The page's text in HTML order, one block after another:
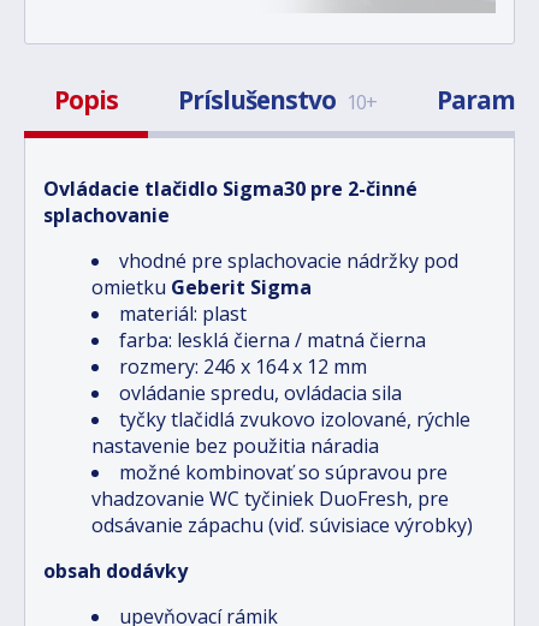
Popis Príslušenstvo 10+
Ovládacie tlačidlo Sigma30 pre 2-činné
splachovanie
vhodné pre splachovacie nádržky pod
omietku Geberit Sigma
materiál: plast
farba: lesklá čierna / matná čierna
rozmery: 246 x 164 x 12 mm
ovládanie spredu, ovládacia sila
tyčky tlačidlá zvukovo izolované, rýchle
nastavenie bez použitia náradia
možné kombinovať so súpravou pre
vhadzovanie WC tyčiniek DuoFresh, pre
odsávanie zápachu (viď. súvisiace výrobky)
obsah dodávky
upevňovací rámik